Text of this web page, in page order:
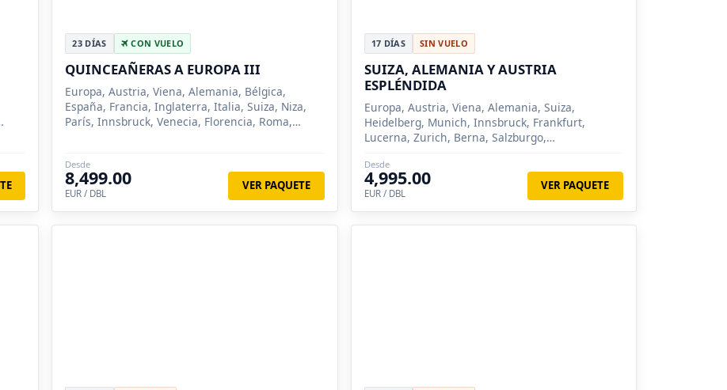
23 DÍAS CON VUELO
QUINCEAÑERAS A EUROPA III
Europa, Austria, Viena, Alemania, Bélgica,
España, Francia, Inglaterra, Italia, Suiza, Niza,
París, Innsbruck, Venecia, Florencia, Roma,
Desde
8,499.00
EUR / DBL
VER PAQUETE
17 DÍAS SIN VUELO
SUIZA, ALEMANIA Y AUSTRIA
ESPLÉNDIDA
Europa, Austria, Viena, Alemania, Suiza,
Heidelberg, Munich, Innsbruck, Frankfurt,
Lucerna, Zurich, Berna, Salzburgo,
Selva Negra, Ginebra (Suiza)), Montreux...
Desde
4,995.00
EUR / DBL
VER PAQUETE